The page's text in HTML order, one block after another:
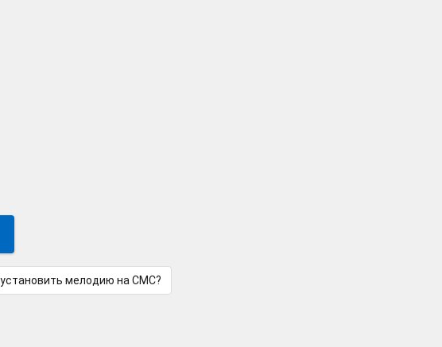
установить мелодию на СМС?